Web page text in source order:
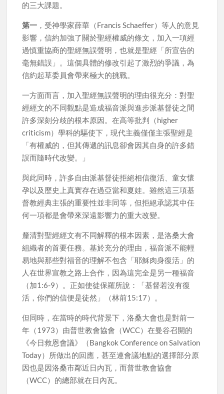
的三大課題。
第一 ，受神學家薛華（Francis Schaeffer）等人的意見
影響，信約加強了關於聖經權威的條文，加入一項經
過慎重協商的聖經無誤聲明，也就是聖經「所宣告的
毫無錯誤」。這個具體的修改引起了激烈的爭議，為
信約起草委員會帶來極大的挑戰。
一方面而言，加入聖經無誤聲明的理由很充分：對聖
經經文的不同觀點是造成福音派與進步派基督徒之間
許多深刻分歧的根本原因。在高等批判（higher
criticism）學科的驅使下，現代主義僅僅主張聖經是
「有權威的，但其傳遞的訊息卻會因其自身的許多錯
誤而隨時代改變。」
與此同時，許多自由派基督徒拒絕相信復活、童女懷
孕以及歷史上真實存在過亞當和夏娃。雖然這三項基
督教經典主張的重要性並非同等，但拒絕承認其中任
何一項都是會帶來深遠影響力的重大改變。
釐清對聖經經文有不同解釋的根本因素，是洛桑大會
組織者的首要任務。基於充分的理由，福音派不能輕
易地與那些對福音的理解不包含「耶穌肉身復活」的
人在世界宣教之路上合作，因為這完全是另一種福音
（加1:6-9）。正如使徒保羅所說：「基督若沒有復
活，你們的信便是徒然」（林前15:17）。
但同時，在當時的時代背景下，洛桑大會也是對前一
年（1973）由普世教會協會（WCC）在曼谷召開的
《今日救恩會議》（Bangkok Conference on Salvation
Today）所做出的回應，甚至連會議地點的選擇部分原
因也是因洛桑市鄰近日內瓦，而普世教會協會
（WCC）的總部就在日內瓦。